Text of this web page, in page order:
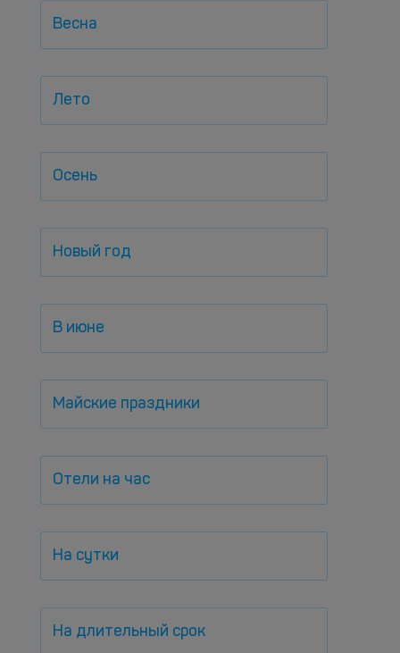
Весна
Лето
Осень
Новый год
В июне
Майские праздники
Отели на час
На сутки
На длительный срок